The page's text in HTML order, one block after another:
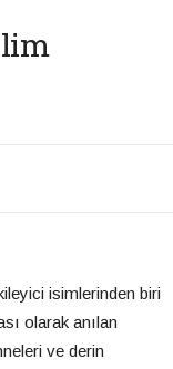
isimlerinden biri
olarak anılan
ve derin